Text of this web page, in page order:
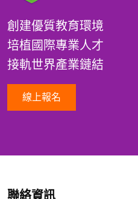
創建優質教育環境
培植國際專業人才
接軌世界產業鏈結
線上報名
聯絡資訊